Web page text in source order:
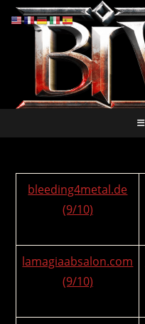
Zum
Inhalt
springen
bleeding4metal.de
(9/10)
lamagiaabsalon.com
(9/10)